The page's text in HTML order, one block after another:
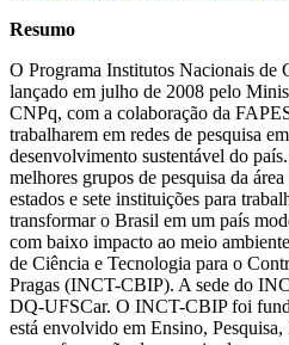
Resumo
O Programa Institutos Nacionais de
lançado em julho de 2008 pelo
CNPq, com a colaboração da
trabalharem em redes de pesquisa
desenvolvimento sustentável do
melhores grupos de pesquisa da
estados e sete instituições para
transformar o Brasil em um país
com baixo impacto ao meio
de Ciência e Tecnologia para o
Pragas (INCT-CBIP). A sede do
DQ-UFSCar. O INCT-CBIP foi
está envolvido em Ensino,